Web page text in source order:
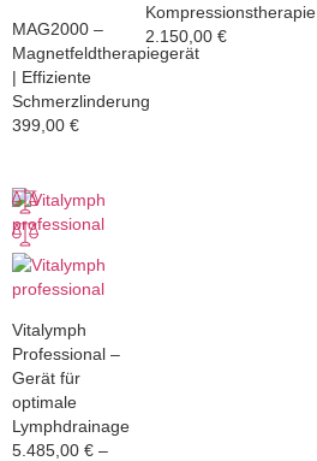
MAG2000 –
Magnetfeldtherapiegerät
| Effiziente
Schmerzlinderung
399,00 €
Kompressionstherapie
2.150,00 €
Vitalymph
Professional –
Gerät für
optimale
Lymphdrainage
5.485,00 € –